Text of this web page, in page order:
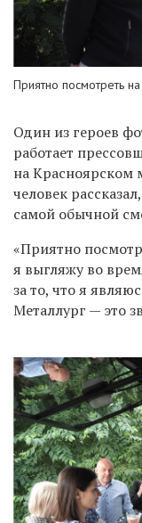
Приятно посмотреть
Один из героев
работает
на Красноярском
человек
самой обычной
«Приятно
я выгляжу во
за то, что я
Металлург — это